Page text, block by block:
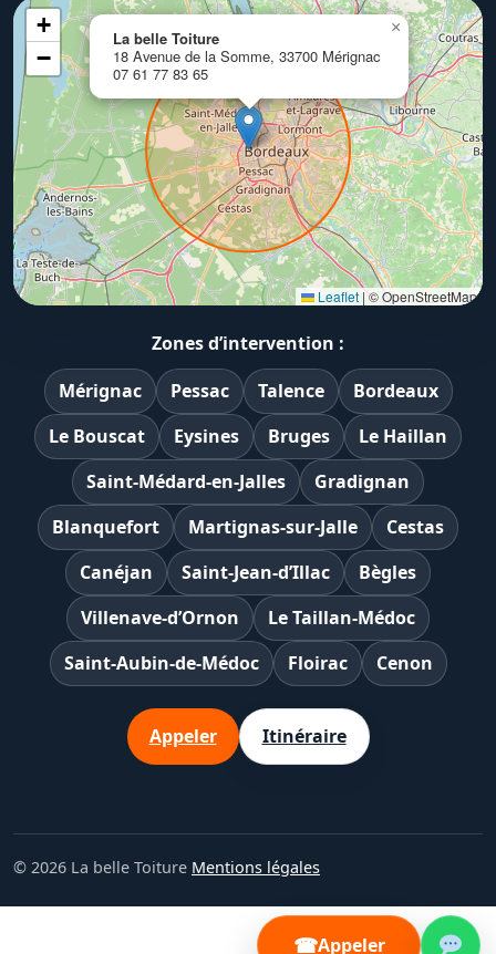
La belle Toiture
18 Avenue de la Somme, 33700 Mérignac
07 61 77 83 65
×
+
−
Leaflet |© OpenStreetMap
Zones d’intervention :
Mérignac
Pessac Talence
Bordeaux
Le Bouscat
Eysines Bruges
Le Haillan
Saint-Médard-en-Jalles
Gradignan
Blanquefort
Martignas-sur-Jalle
Cestas
Canéjan
Saint-Jean-d’Illac
Bègles
Villenave-d’Ornon
Le Taillan-Médoc
Saint-Aubin-de-Médoc
Floirac Cenon
Appeler Itinéraire
© 2026 La belle Toiture Mentions légales
☎Appeler